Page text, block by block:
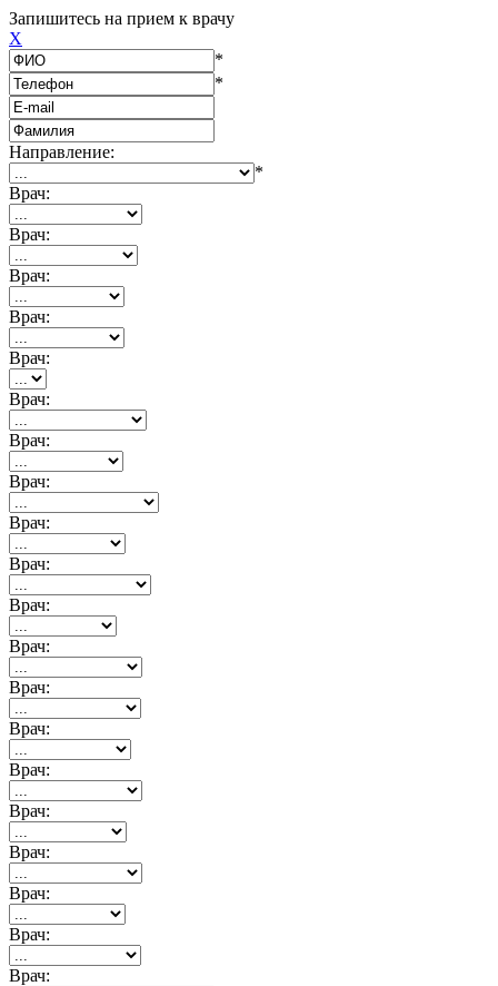
Запишитесь на прием к врачу
X
*
*
Направление:
*
Врач:
Врач:
Врач:
Врач:
Врач:
Врач:
Врач:
Врач:
Врач:
Врач:
Врач:
Врач:
Врач:
Врач:
Врач:
Врач:
Врач:
Врач:
Врач:
Врач: